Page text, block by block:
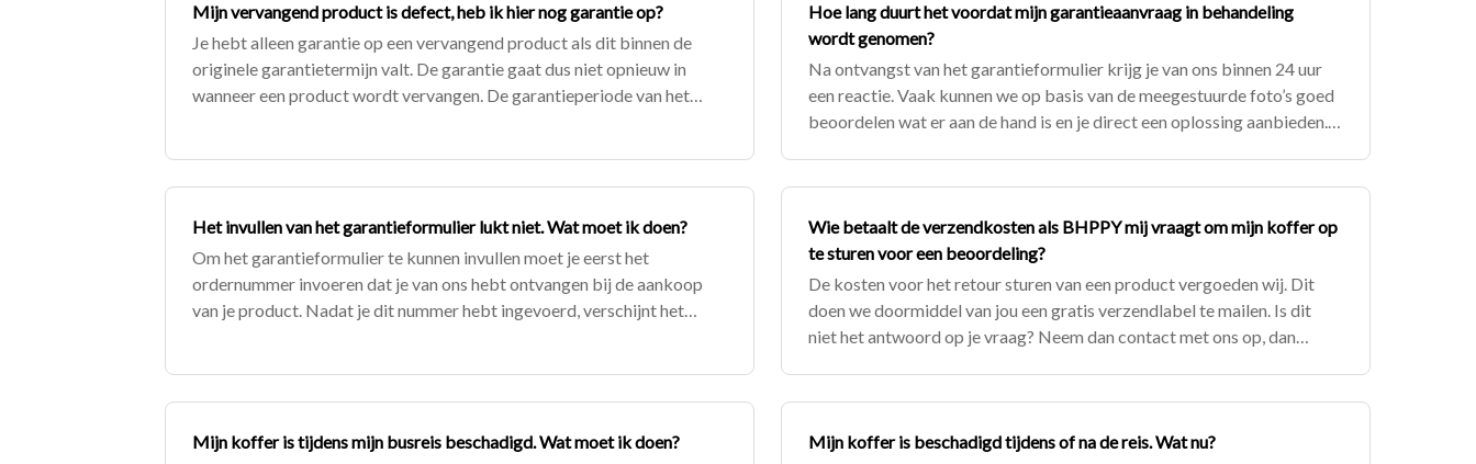
Mijn vervangend product is defect, heb ik hier nog garantie op?
Je hebt alleen garantie op een vervangend product als dit binnen de
originele garantietermijn valt. De garantie gaat dus niet opnieuw in
wanneer een product wordt vervangen. De garantieperiode van het
Hoe lang duurt het voordat mijn garantieaanvraag in behandeling
wordt genomen?
Na ontvangst van het garantieformulier krijg je van ons binnen 24 uur
een reactie. Vaak kunnen we op basis van de meegestuurde foto’s goed
beoordelen wat er aan de hand is en je direct een oplossing aanbieden.
Het invullen van het garantieformulier lukt niet. Wat moet ik doen?
Om het garantieformulier te kunnen invullen moet je eerst het
ordernummer invoeren dat je van ons hebt ontvangen bij de aankoop
van je product. Nadat je dit nummer hebt ingevoerd, verschijnt het
Wie betaalt de verzendkosten als BHPPY mij vraagt om mijn koffer op
te sturen voor een beoordeling?
De kosten voor het retour sturen van een product vergoeden wij. Dit
doen we doormiddel van jou een gratis verzendlabel te mailen. Is dit
niet het antwoord op je vraag? Neem dan contact met ons op, dan
Mijn koffer is tijdens mijn busreis beschadigd. Wat moet ik doen?
Mijn koffer is beschadigd tijdens of na de reis. Wat nu?